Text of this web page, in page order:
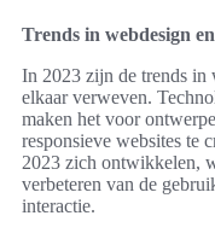
Trends in webdesign
In 2023 zijn de trends in
elkaar verweven.
maken het voor
responsieve websites te
2023 zich ontwikkelen,
verbeteren van de
interactie.